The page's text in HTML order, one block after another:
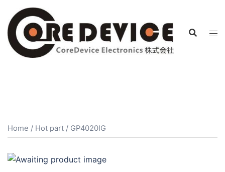
Home / Hot part / GP4020IG